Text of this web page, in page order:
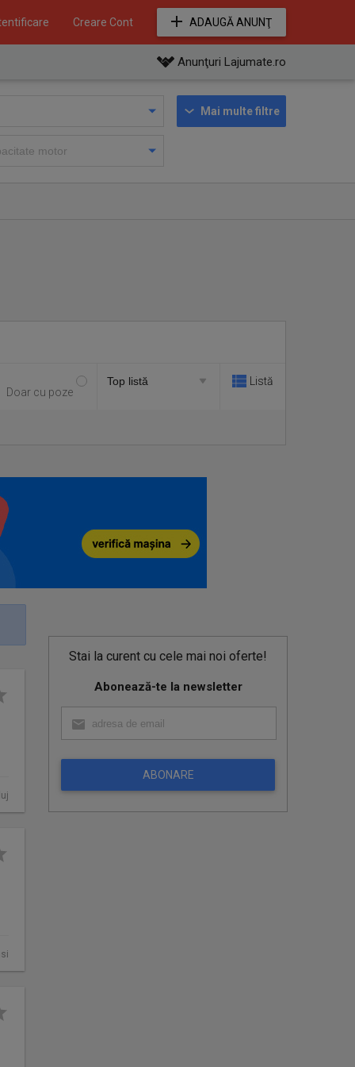
Creare Cont ADAUGĂ ANUNŢ
Anunţuri Lajumate.ro
Mai multe filtre
Doar cu poze
Listă
Stai la curent cu cele mai noi oferte!
Abonează-te la newsletter
ABONARE